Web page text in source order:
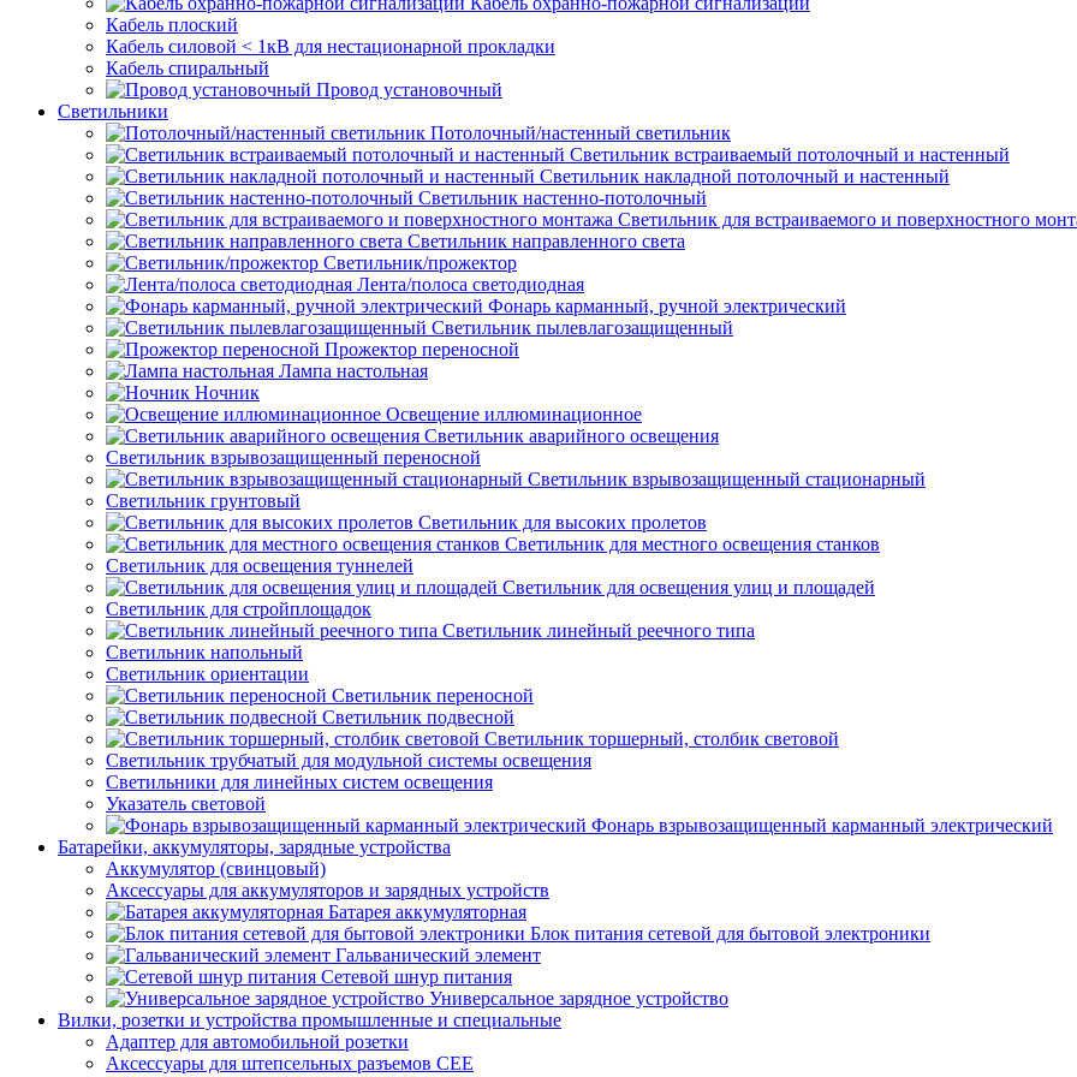
Кабель плоский
Кабель силовой < 1кВ для нестационарной прокладки
Кабель спиральный
Провод установочный
Светильники
Потолочный/настенный светильник
Светильник встраиваемый потолочный и настенный
Светильник накладной потолочный и настенный
Светильник настенно-потолочный
Светильник для встраиваемого и поверхностного
Светильник направленного света
Светильник/прожектор
Лента/полоса светодиодная
Фонарь карманный, ручной электрический
Светильник пылевлагозащищенный
Прожектор переносной
Лампа настольная
Ночник
Освещение иллюминационное
Светильник аварийного освещения
Светильник взрывозащищенный переносной
Светильник взрывозащищенный стационарный
Светильник грунтовый
Светильник для высоких пролетов
Светильник для местного освещения станков
Светильник для освещения туннелей
Светильник для освещения улиц и площадей
Светильник для стройплощадок
Светильник линейный реечного типа
Светильник напольный
Светильник ориентации
Светильник переносной
Светильник подвесной
Светильник торшерный, столбик световой
Светильник трубчатый для модульной системы освещения
Светильники для линейных систем освещения
Указатель световой
Фонарь взрывозащищенный карманный электрический
Батарейки, аккумуляторы, зарядные устройства
Аккумулятор (свинцовый)
Аксессуары для аккумуляторов и зарядных устройств
Батарея аккумуляторная
Блок питания сетевой для бытовой электроники
Гальванический элемент
Сетевой шнур питания
Универсальное зарядное устройство
Вилки, розетки и устройства промышленные и специальные
Адаптер для автомобильной розетки
Аксессуары для штепсельных разъемов CEE